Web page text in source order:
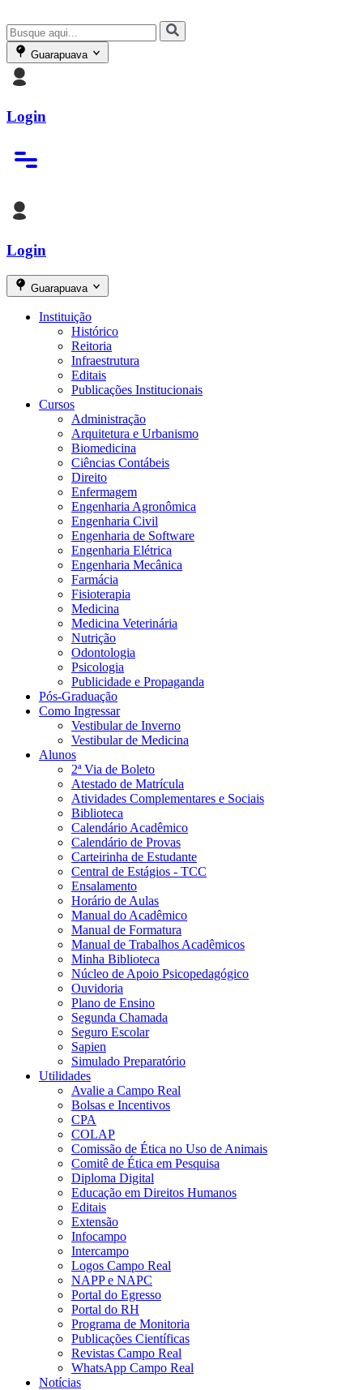
Guarapuava
Login
Login
Guarapuava
Instituição
Histórico
Reitoria
Infraestrutura
Editais
Publicações Institucionais
Cursos
Administração
Arquitetura e Urbanismo
Biomedicina
Ciências Contábeis
Direito
Enfermagem
Engenharia Agronômica
Engenharia Civil
Engenharia de Software
Engenharia Elétrica
Engenharia Mecânica
Farmácia
Fisioterapia
Medicina
Medicina Veterinária
Nutrição
Odontologia
Psicologia
Publicidade e Propaganda
Pós-Graduação
Como Ingressar
Vestibular de Inverno
Vestibular de Medicina
Alunos
2ª Via de Boleto
Atestado de Matrícula
Atividades Complementares e Sociais
Biblioteca
Calendário Acadêmico
Calendário de Provas
Carteirinha de Estudante
Central de Estágios - TCC
Ensalamento
Horário de Aulas
Manual do Acadêmico
Manual de Formatura
Manual de Trabalhos Acadêmicos
Minha Biblioteca
Núcleo de Apoio Psicopedagógico
Ouvidoria
Plano de Ensino
Segunda Chamada
Seguro Escolar
Sapien
Simulado Preparatório
Utilidades
Avalie a Campo Real
Bolsas e Incentivos
CPA
COLAP
Comissão de Ética no Uso de Animais
Comitê de Ética em Pesquisa
Diploma Digital
Educação em Direitos Humanos
Editais
Extensão
Infocampo
Intercampo
Logos Campo Real
NAPP e NAPC
Portal do Egresso
Portal do RH
Programa de Monitoria
Publicações Científicas
Revistas Campo Real
WhatsApp Campo Real
Notícias